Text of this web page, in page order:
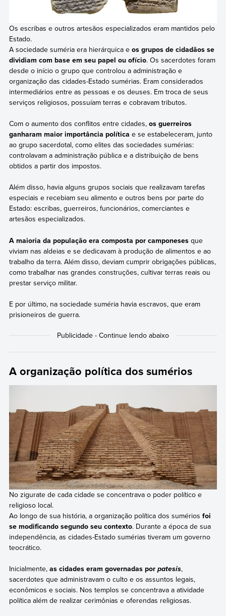
Os escribas e outros artesãos especializados eram mantidos pelo
Estado.
A sociedade suméria era hierárquica e os grupos de cidadãos se
dividiam com base em seu papel ou ofício. Os sacerdotes foram
desde o início o grupo que controlou a administração e
organização das cidades-Estado sumérias. Eram considerados
intermediários entre as pessoas e os deuses. Em troca de seus
serviços religiosos, possuíam terras e cobravam tributos.
Com o aumento dos conflitos entre cidades, os guerreiros
ganharam maior importância política e se estabeleceram, junto
ao grupo sacerdotal, como elites das sociedades sumérias:
controlavam a administração pública e a distribuição de bens
obtidos a partir dos impostos.
Além disso, havia alguns grupos sociais que realizavam tarefas
especiais e recebiam seu alimento e outros bens por parte do
Estado: escribas, guerreiros, funcionários, comerciantes e
artesãos especializados.
A maioria da população era composta por camponesesque
viviam nas aldeias e se dedicavam à produção de alimentos e ao
trabalho da terra. Além disso, deviam cumprir obrigações públicas,
como trabalhar nas grandes construções, cultivar terras reais ou
prestar serviço militar.
E por último, na sociedade suméria havia escravos, que eram
prisioneiros de guerra.
A organização política dos sumérios
No zigurate de cada cidade se concentrava o poder político e
religioso local.
Ao longo de sua história, a organização política dos sumérios foi
se modificando segundo seu contexto. Durante a época de sua
independência, as cidades-Estado sumérias tiveram um governo
teocrático.
Inicialmente, as cidades eram governadas por patesis,
sacerdotes que administravam o culto e os assuntos legais,
econômicos e sociais. Nos templos se concentrava a atividade
política além de realizar cerimônias e oferendas religiosas.